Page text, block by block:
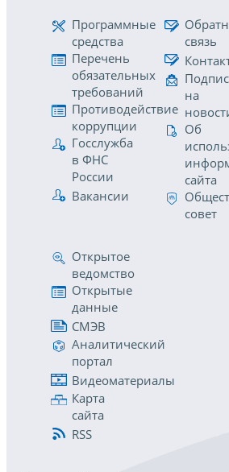
Программные
средства
Перечень
обязательных
требований
Противодействие
коррупции
Госслужба
в ФНС
России
Вакансии
связь
на
Об
сайта
совет
Открытое
ведомство
Открытые
данные
СМЭВ
Аналитический
портал
Видеоматериалы
Карта
сайта
RSS